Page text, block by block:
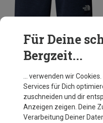
Du sparst 14%
Für Deine
Bergzeit...
… verwenden wir
Services für Dich
zuschneiden und dir
Anzeigen zeigen. Deine
Verarbeitung Deiner